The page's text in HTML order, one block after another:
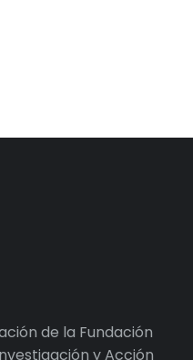
de la Fundación
y Acción